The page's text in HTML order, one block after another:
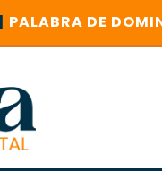
| PALABRA DE